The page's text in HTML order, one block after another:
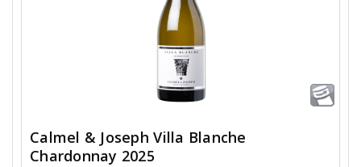
Calmel & Joseph Villa Blanche
Chardonnay 2025